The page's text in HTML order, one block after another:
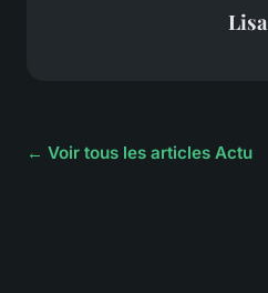
Lisa
← Voir tous les articles Actu